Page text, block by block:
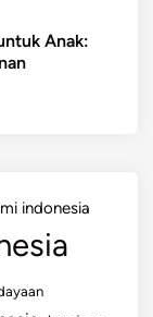
Anak:
indonesia